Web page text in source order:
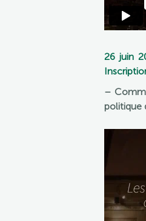
26 juin
–
politique